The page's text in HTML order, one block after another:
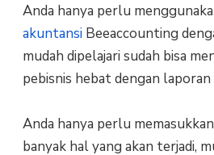
Anda hanya perlu
akuntansiBeeaccounting
mudah dipelajari sudah bisa
pebisnis hebat dengan
Anda hanya perlu
banyak hal yang akan terjadi,